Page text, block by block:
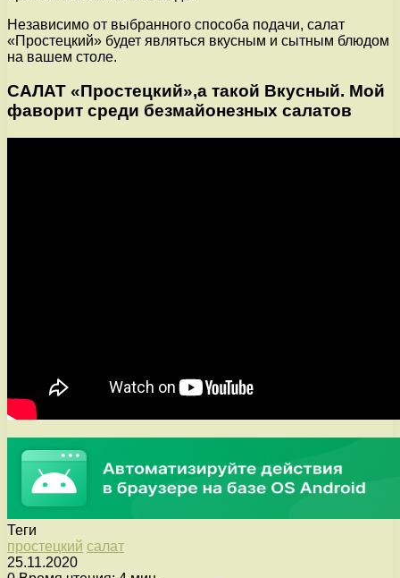
Независимо от выбранного способа подачи, салат
«Простецкий» будет являться вкусным и сытным блюдом
на вашем столе.
САЛАТ «Простецкий»,а такой Вкусный. Мой
фаворит среди безмайонезных салатов
Теги
простецкий салат
25.11.2020